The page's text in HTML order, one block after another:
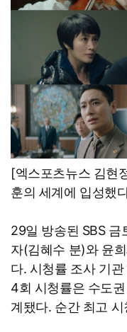
[엑스포츠뉴스 김현
훈의 세계에 입성했
29일 방송된 SBS
자(김혜수 분)와 윤
다. 시청률 조사 기
4회 시청률은 수도권
계됐다. 순간 최고